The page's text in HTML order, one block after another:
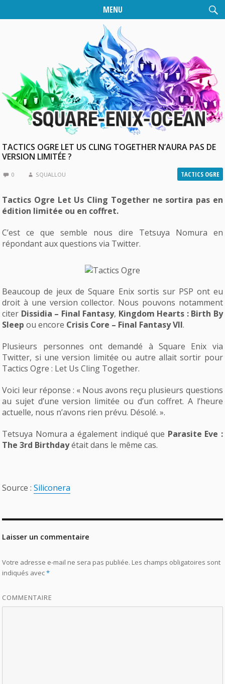
MENU
TACTICS OGRE LET US CLING TOGETHER N’AURA PAS DE
VERSION LIMITÉE ?
TACTICS OGRE
0 SQUALLOU
Tactics Ogre Let Us Cling Together ne sortira pas en
édition limitée ou en coffret.
C’est ce que semble nous dire Tetsuya Nomura en
répondant aux questions via Twitter.
Beaucoup de jeux de Square Enix sortis sur PSP ont eu
droit à une version collector. Nous pouvons notamment
citer Dissidia – Final Fantasy, Kingdom Hearts : Birth By
Sleep ou encore Crisis Core – Final Fantasy VII.
Plusieurs personnes ont demandé à Square Enix via
Twitter, si une version limitée ou autre allait sortir pour
Tactics Ogre : Let Us Cling Together.
Voici leur réponse : « Nous avons reçu plusieurs questions
au sujet d’une version limitée ou d’un coffret. A l’heure
actuelle, nous n’avons rien prévu. Désolé. ».
Tetsuya Nomura a également indiqué que Parasite Eve :
The 3rd Birthdayétait dans le même cas.
Source :Siliconera
Laisser un commentaire
Votre adresse e-mail ne sera pas publiée. Les champs obligatoires sont
indiqués avec*
COMMENTAIRE